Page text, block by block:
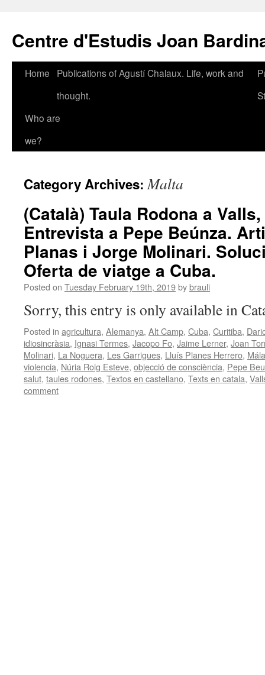
content
Centre d'Estudis Joan
Home
Publications of Agustí Chalaux. Life, work and
thought.
Who are
we?
Category Archives:Malta
(Català) Taula Rodona a
Entrevista a Pepe Beúnza.
Planas i Jorge Molinari.
Oferta de viatge a Cuba.
Posted on Tuesday February 19th, 2019bybrauli
Sorry, this entry is only available in
Posted in agricultura, Alemanya, Alt Camp, Cuba, Curitiba,
idiosincràsia, Ignasi Termes, Jacopo Fo, Jaime Lerner, Joan
Molinari, La Noguera, Les Garrigues, Lluís Planes Herrero,
violencia, Núria Roig Esteve, objecció de consciència, Pepe
salut, taules rodones, Textos en castellano, Texts en catala,
comment